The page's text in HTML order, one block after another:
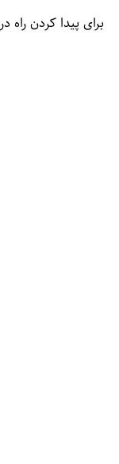
برای پیدا کردن